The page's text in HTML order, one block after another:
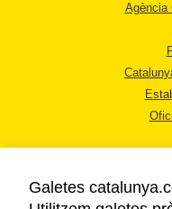
Agència
Galetes